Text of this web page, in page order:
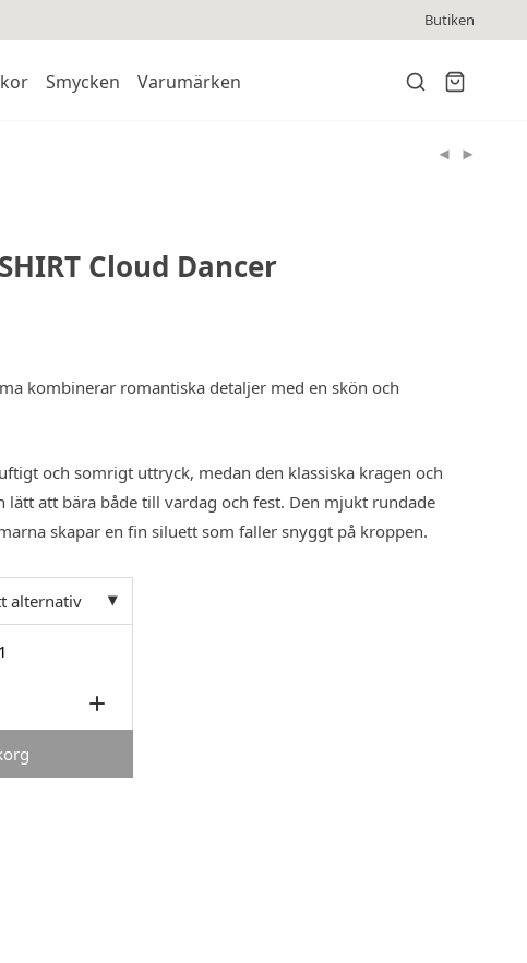
Butiken
Smycken Varumärken
Cloud Dancer
kombinerar romantiska detaljer med en skön och
och somrigt uttryck, medan den klassiska kragen och
att bära både till vardag och fest. Den mjukt rundade
skapar en fin siluett som faller snyggt på kroppen.
alternativ